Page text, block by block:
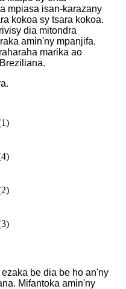
mpiasa isan-karazany
kokoa sy tsara kokoa.
dia mitondra
amin'ny mpanjifa.
marika ao
be dia be ho an'ny
Mifantoka amin'ny